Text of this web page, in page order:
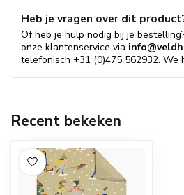
Heb je vragen over dit
Of heb je hulp nodig bij je
onze klantenservice via
telefonisch +31 (0)475 562932. We
Recent bekeken